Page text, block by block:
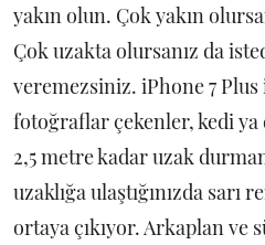
yakın olun. Çok yakın
Çok uzakta olursanız da
veremezsiniz. iPhone 7
fotoğraflar çekenler, kedi ya
2,5 metre kadar uzak
uzaklığa ulaştığınızda sarı
ortaya çıkıyor. Arkaplan ve